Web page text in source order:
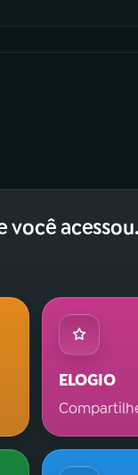
você acessou.
ELOGIO